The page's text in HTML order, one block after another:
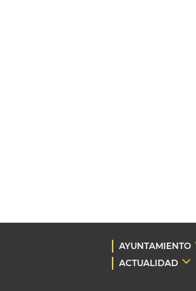
AYUNTAMIENTO
ACTUALIDAD